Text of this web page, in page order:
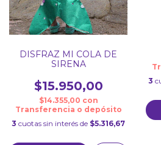
DISFRAZ MI COLA DE
SIRENA
$15.950,00
$14.355,00 con
Transferencia o depósito
3 cuotas sin interés de $5.316,67
3